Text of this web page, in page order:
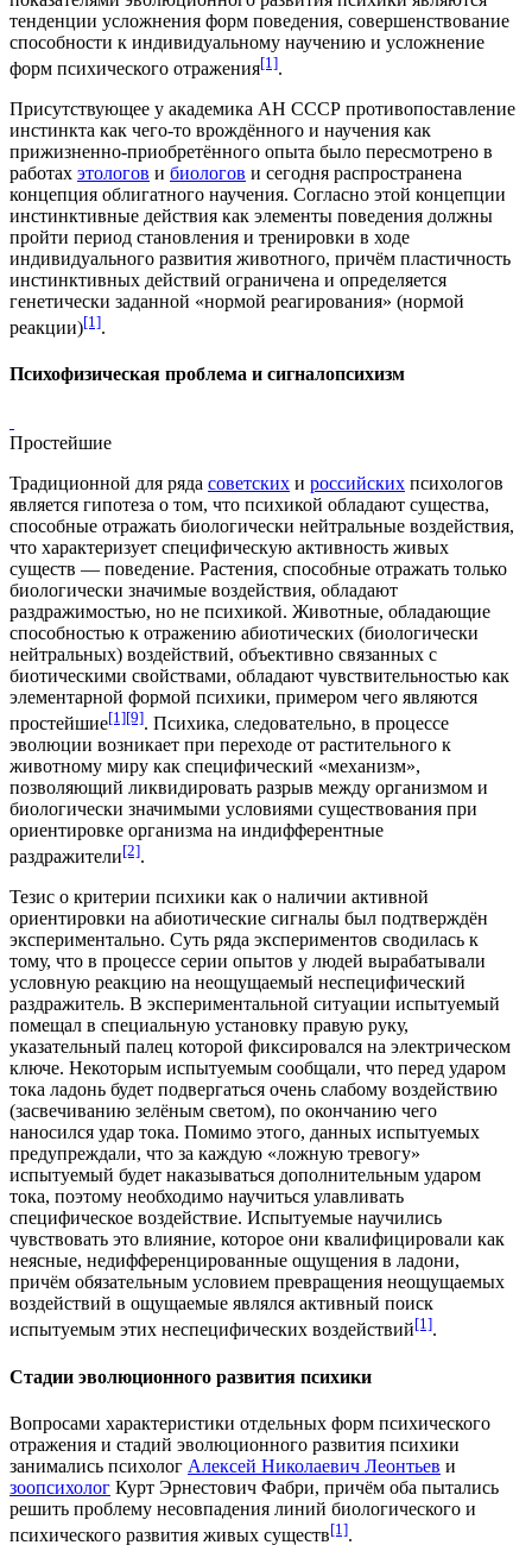
тенденции усложнения форм поведения, совершенствование
способности к индивидуальному научению и усложнение
форм психического отражения[1].
Присутствующее у академика АН СССР противопоставление
инстинкта как чего-то врождённого и научения как
прижизненно-приобретённого опыта было пересмотрено в
работах этологов и биологов и сегодня распространена
концепция облигатного научения. Согласно этой концепции
инстинктивные действия как элементы поведения должны
пройти период становления и тренировки в ходе
индивидуального развития животного, причём пластичность
инстинктивных действий ограничена и определяется
генетически заданной «нормой реагирования» (нормой
реакции)[1].
Психофизическая проблема и сигналопсихизм
Простейшие
Традиционной для ряда советских и российских психологов
является гипотеза о том, что психикой обладают существа,
способные отражать биологически нейтральные воздействия,
что характеризует специфическую активность живых
существ — поведение. Растения, способные отражать только
биологически значимые воздействия, обладают
раздражимостью, но не психикой. Животные, обладающие
способностью к отражению абиотических (биологически
нейтральных) воздействий, объективно связанных с
биотическими свойствами, обладают чувствительностью как
элементарной формой психики, примером чего являются
простейшие[1][9]. Психика, следовательно, в процессе
эволюции возникает при переходе от растительного к
животному миру как специфический «механизм»,
позволяющий ликвидировать разрыв между организмом и
биологически значимыми условиями существования при
ориентировке организма на индифферентные
раздражители[2].
Тезис о критерии психики как о наличии активной
ориентировки на абиотические сигналы был подтверждён
экспериментально. Суть ряда экспериментов сводилась к
тому, что в процессе серии опытов у людей вырабатывали
условную реакцию на неощущаемый неспецифический
раздражитель. В экспериментальной ситуации испытуемый
помещал в специальную установку правую руку,
указательный палец которой фиксировался на электрическом
ключе. Некоторым испытуемым сообщали, что перед ударом
тока ладонь будет подвергаться очень слабому воздействию
(засвечиванию зелёным светом), по окончанию чего
наносился удар тока. Помимо этого, данных испытуемых
предупреждали, что за каждую «ложную тревогу»
испытуемый будет наказываться дополнительным ударом
тока, поэтому необходимо научиться улавливать
специфическое воздействие. Испытуемые научились
чувствовать это влияние, которое они квалифицировали как
неясные, недифференцированные ощущения в ладони,
причём обязательным условием превращения неощущаемых
воздействий в ощущаемые являлся активный поиск
испытуемым этих неспецифических воздействий[1].
Стадии эволюционного развития психики
Вопросами характеристики отдельных форм психического
отражения и стадий эволюционного развития психики
занимались психолог Алексей Николаевич Леонтьев и
зоопсихолог Курт Эрнестович Фабри, причём оба пытались
решить проблему несовпадения линий биологического и
психического развития живых существ[1].